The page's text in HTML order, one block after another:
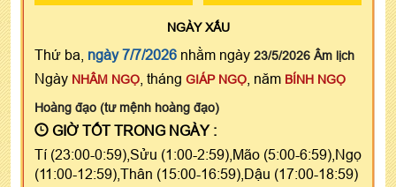
NGÀYXẤU
Thứ ba, ngày 7/7/2026 nhằm ngày 23/5/2026 Âm lịch
Ngày NHÂM NGỌ , tháng GIÁP NGỌ , năm BÍNH NGỌ
Hoàng đạo (tư mệnh hoàng đạo)
GIỜ TỐT TRONG NGÀY :
Tí (23:00-0:59),Sửu (1:00-2:59),Mão (5:00-6:59),Ngọ
(11:00-12:59),Thân (15:00-16:59),Dậu (17:00-18:59)